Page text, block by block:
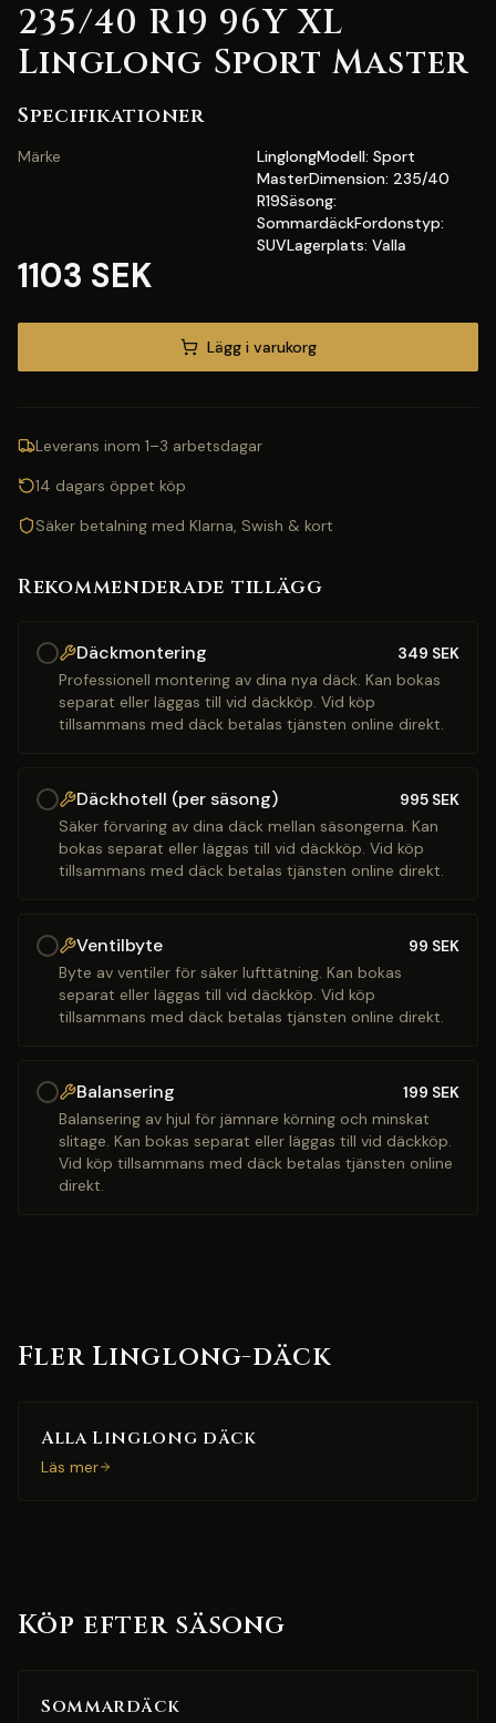
235/40 R19 96Y XL
Linglong Sport Master
Specifikationer
Märke
LinglongModell: Sport
MasterDimension: 235/40
R19Säsong:
SommardäckFordonstyp:
SUVLagerplats: Valla
1103 SEK
Lägg i varukorg
Leverans inom 1–3 arbetsdagar
14 dagars öppet köp
Säker betalning med Klarna, Swish & kort
Rekommenderade tillägg
Däckmontering 349 SEK
Professionell montering av dina nya däck. Kan bokas
separat eller läggas till vid däckköp. Vid köp
tillsammans med däck betalas tjänsten online direkt.
Däckhotell (per säsong) 995 SEK
Säker förvaring av dina däck mellan säsongerna. Kan
bokas separat eller läggas till vid däckköp. Vid köp
tillsammans med däck betalas tjänsten online direkt.
Ventilbyte 99 SEK
Byte av ventiler för säker lufttätning. Kan bokas
separat eller läggas till vid däckköp. Vid köp
tillsammans med däck betalas tjänsten online direkt.
Balansering 199 SEK
Balansering av hjul för jämnare körning och minskat
slitage. Kan bokas separat eller läggas till vid däckköp.
Vid köp tillsammans med däck betalas tjänsten online
direkt.
Fler Linglong-däck
Alla Linglong däck
Läs mer
Köp efter säsong
Sommardäck